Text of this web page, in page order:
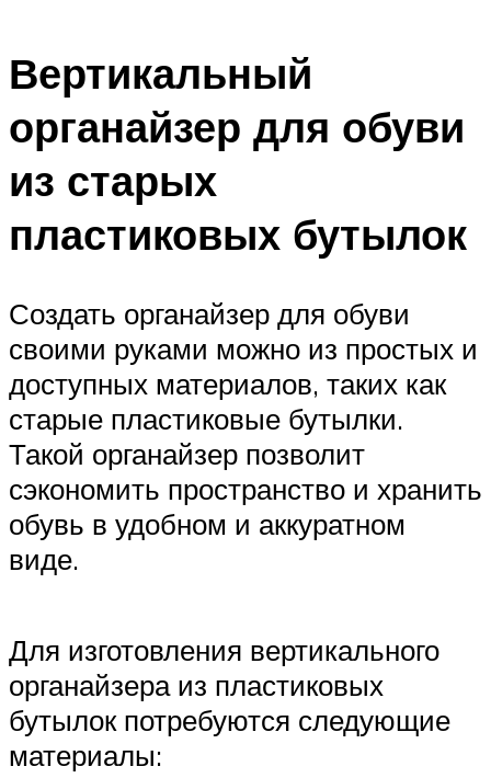
Вертикальный
органайзер для обуви
из старых
пластиковых бутылок
Создать органайзер для обуви
своими руками можно из простых и
доступных материалов, таких как
старые пластиковые бутылки.
Такой органайзер позволит
сэкономить пространство и хранить
обувь в удобном и аккуратном
виде.
Для изготовления вертикального
органайзера из пластиковых
бутылок потребуются следующие
материалы: